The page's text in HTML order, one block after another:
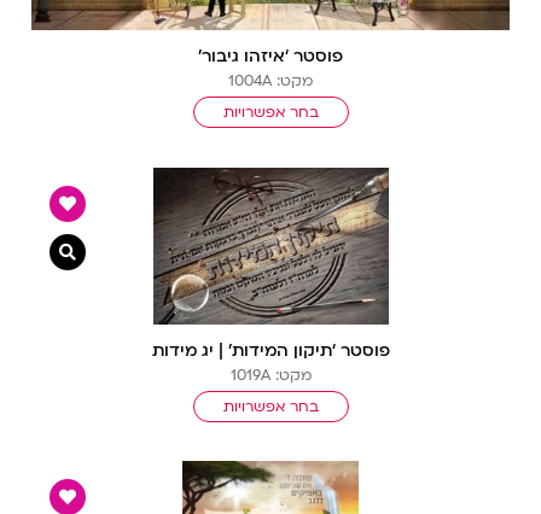
פוסטר ‘איזהו גיבור’
מקט: 1004A
בחר אפשרויות
פוסטר ‘תיקון המידות’ | יג מידות
מקט: 1019A
בחר אפשרויות
צפייה